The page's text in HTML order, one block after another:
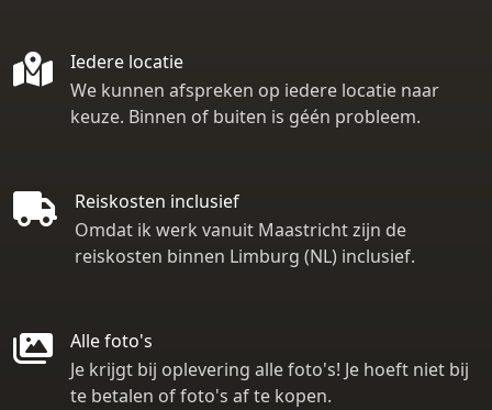
Iedere locatie
We kunnen afspreken op iedere locatie naar
keuze. Binnen of buiten is géén probleem.
Reiskosten inclusief
Omdat ik werk vanuit Maastricht zijn de
reiskosten binnen Limburg (NL) inclusief.
Alle foto's
Je krijgt bij oplevering alle foto's! Je hoeft niet bij
te betalen of foto's af te kopen.